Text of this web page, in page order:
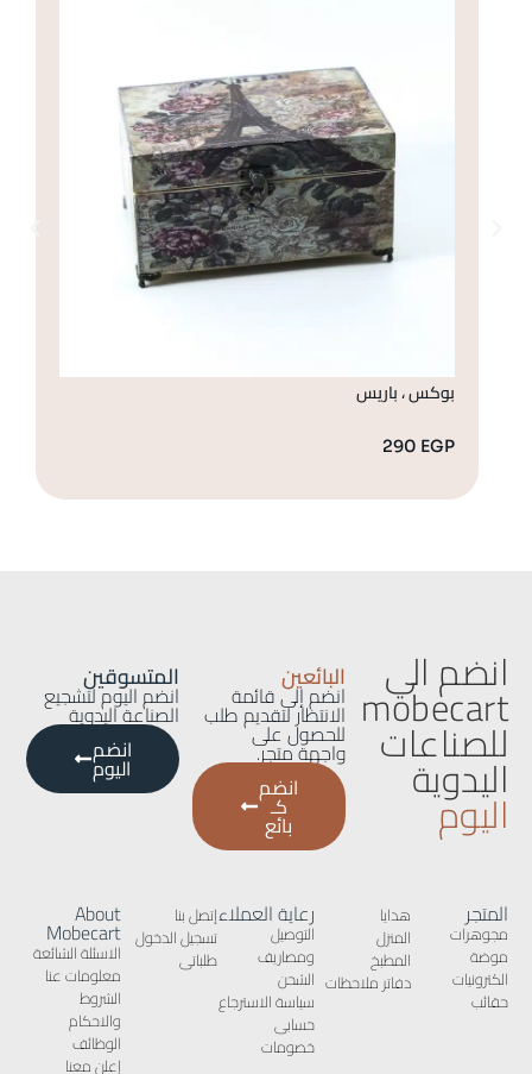
بوكس ، باريس
290 EGP
انضم الي
mobecart
للصناعات
اليدوية
اليوم
البائعين
انضم إلى قائمة
الانتظار لتقديم طلب
للحصول على
واجهة متجر.
انضم
كـ
بائع
المتسوقين
انضم اليوم لتشجيع
الصناعة اليدوية
انضم
اليوم
المتجر
مجوهرات
موضة
الكترونيات
حقائب
هدايا
المنزل
المطبخ
دفاتر ملاحظات
رعاية العملاء
التوصيل
ومصاريف
الشحن
سياسة الاسترجاع
حسابى
خصومات
إتصل بنا
تسجيل الدخول
طلباتى
About
Mobecart
الاسئلة الشائعة
معلومات عنا
الشروط
والاحكام
الوظائف
إعلن معنا